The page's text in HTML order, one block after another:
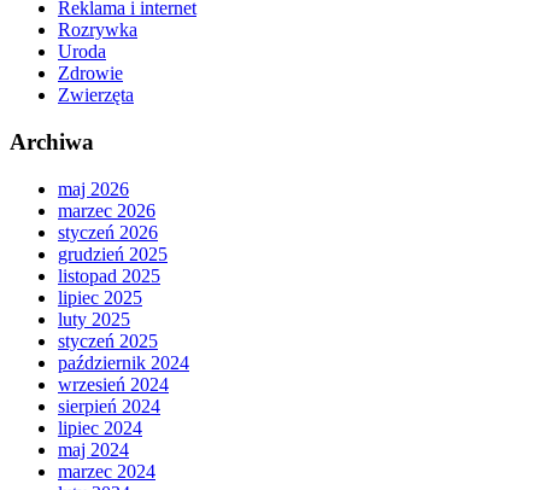
Reklama i internet
Rozrywka
Uroda
Zdrowie
Zwierzęta
Archiwa
maj 2026
marzec 2026
styczeń 2026
grudzień 2025
listopad 2025
lipiec 2025
luty 2025
styczeń 2025
październik 2024
wrzesień 2024
sierpień 2024
lipiec 2024
maj 2024
marzec 2024